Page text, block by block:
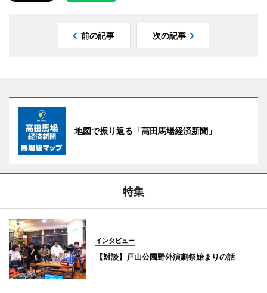
前の記事 次の記事
地図で振り返る「高田馬場経済新聞」
特集
インタビュー
【対談】戸山公園野外演劇祭始まりの話